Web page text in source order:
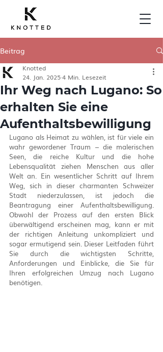
Beitrag
Ihr Weg nach Lugano: So
erhalten Sie eine
Aufenthaltsbewilligung
Knotted
24. Jan. 20254 Min. Lesezeit
Lugano als Heimat zu wählen, ist für viele ein
wahr gewordener Traum – die malerischen
Seen, die reiche Kultur und die hohe
Lebensqualität ziehen Menschen aus aller
Welt an. Ein wesentlicher Schritt auf Ihrem
Weg, sich in dieser charmanten Schweizer
Stadt niederzulassen, ist jedoch die
Beantragung einer Aufenthaltsbewilligung.
Obwohl der Prozess auf den ersten Blick
überwältigend erscheinen mag, kann er mit
der richtigen Anleitung unkompliziert und
sogar ermutigend sein. Dieser Leitfaden führt
Sie durch die wichtigsten Schritte,
Anforderungen und Einblicke, die Sie für
Ihren erfolgreichen Umzug nach Lugano
benötigen.